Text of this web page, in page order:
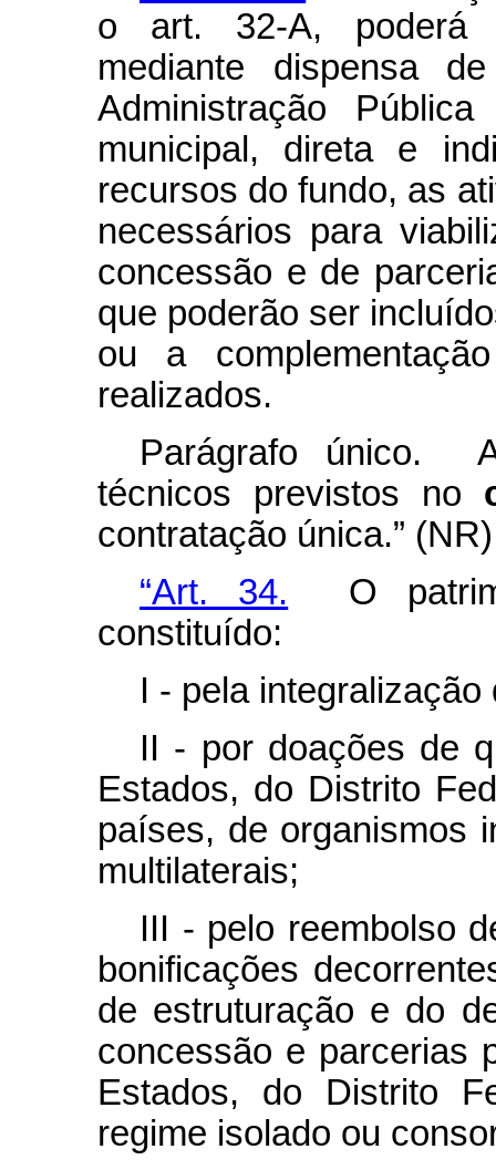
o art. 32-A, poderá
mediante dispensa
Administração
municipal, direta e
recursos do fundo, as
necessários para
concessão e de
que poderão ser
ou a
realizados.
Parágrafo único.
técnicos previstos no
contratação única.” (NR)
“Art. 34. O
constituído:
I - pela integralização
II - por doações de
Estados, do Distrito
países, de organismos
multilaterais;
III - pelo reembolso
bonificações
de estruturação e do
concessão e parcerias
Estados, do Distrito
regime isolado ou